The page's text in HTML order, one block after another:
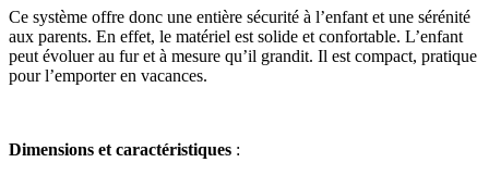
Ce système offre donc une entière sécurité à l’enfant et une sérénité
aux parents. En effet, le matériel est solide et confortable. L’enfant
peut évoluer au fur et à mesure qu’il grandit. Il est compact, pratique
pour l’emporter en vacances.
Dimensions et caractéristiques :